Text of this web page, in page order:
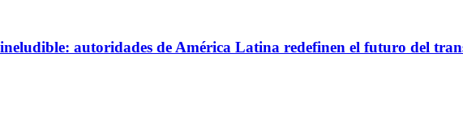
autoridades de América Latina redefinen el futuro del